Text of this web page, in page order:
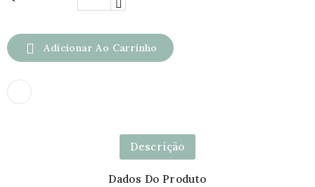
 Adicionar Ao Carrinho
Descrição
Dados Do Produto